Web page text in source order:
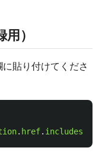
）
貼り付けてくださ
. href. includes